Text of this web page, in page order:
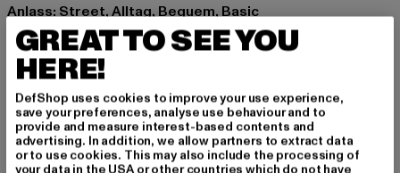
Anlass: Street, Alltag, Bequem, Basic
Ausschnitt: Rundhals
Ärmelart: Langarm
Marke: Urban Classics
Kat.: Longsleeves
Farbe: schwarz
Hersteller Farbe: black
Materialzusammensetzung: 95% Baumwolle, 5%
GREAT TO SEE YOU
HERE!
DefShop uses cookies to improve your use experience,
save your preferences, analyse use behaviour and to
provide and measure interest-based contents and
advertising. In addition, we allow partners to extract data
or to use cookies. This may also include the processing of
your data in the USA or other countries which do not have